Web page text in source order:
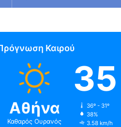
Καιρού
Αθήνα
Καθαρός Ουρανός
35
36º - 31º
38%
3.58 km/h